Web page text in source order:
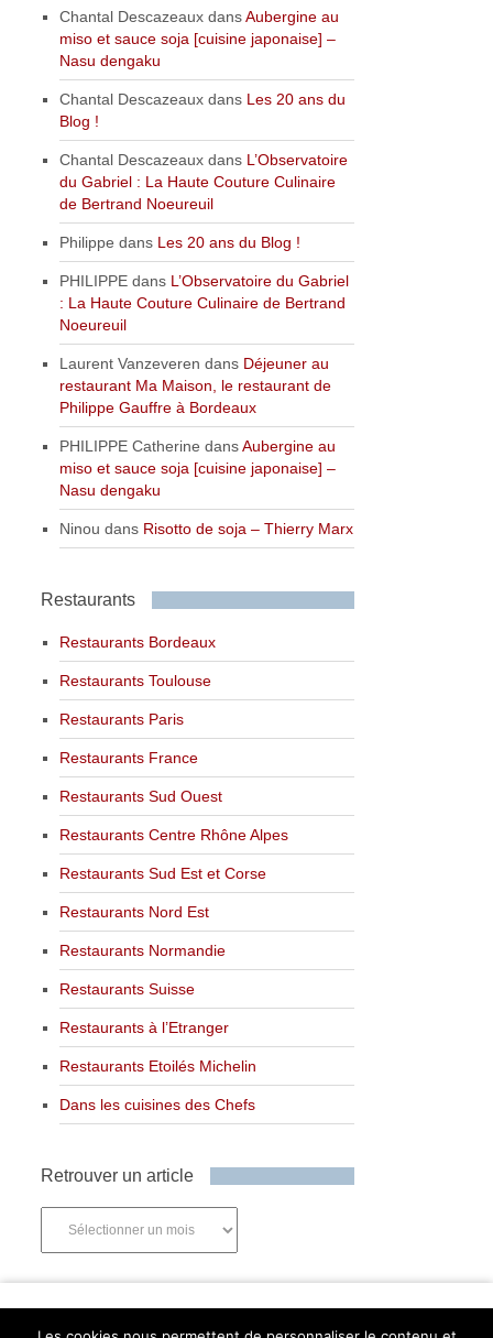
Chantal Descazeaux dansAubergine au
miso et sauce soja [cuisine japonaise] –
Nasu dengaku
Chantal Descazeaux dans Les 20 ans du
Blog !
Chantal Descazeaux dans L’Observatoire
du Gabriel : La Haute Couture Culinaire
de Bertrand Noeureuil
Philippe dans Les 20 ans du Blog !
PHILIPPE dans L’Observatoire du Gabriel
: La Haute Couture Culinaire de Bertrand
Noeureuil
Laurent Vanzeveren dans Déjeuner au
restaurant Ma Maison, le restaurant de
Philippe Gauffre à Bordeaux
PHILIPPE Catherine dansAubergine au
miso et sauce soja [cuisine japonaise] –
Nasu dengaku
Ninou dans Risotto de soja – Thierry Marx
Restaurants
Restaurants Bordeaux
Restaurants Toulouse
Restaurants Paris
Restaurants France
Restaurants Sud Ouest
Restaurants Centre Rhône Alpes
Restaurants Sud Est et Corse
Restaurants Nord Est
Restaurants Normandie
Restaurants Suisse
Restaurants à l’Etranger
Restaurants Etoilés Michelin
Dans les cuisines des Chefs
Retrouver un article